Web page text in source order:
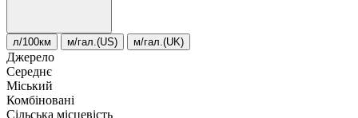
л/100км м/гал.(US) м/гал.(UK)
Джерело
Середнє
Міський
Комбіновані
Сільська місцевість